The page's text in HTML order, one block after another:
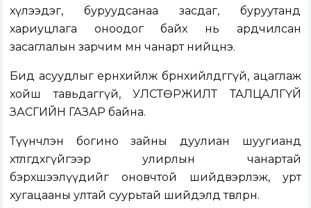
хүлээдэг, буруудсанаа засдаг, буруутанд
хариуцлага оноодог байх нь ардчилсан
засаглалын зарчим мөн чанарт нийцнэ.
Бид асуудлыг ерөнхийлж бөөрөнхийлдөггүй, ацаглаж
хойш тавьдаггүй, УЛСТӨРЖИЛТ ТАЛЦАЛГҮЙ
ЗАСГИЙН ГАЗАР байна.
Түүнчлэн богино зайны дуулиан шуугианд
хөтлөгдөхгүйгээр улирлын чанартай
бэрхшээлүүдийг оновчтой шийдвэрлэж, урт
хугацааны ултай суурьтай шийдэлд төвлөрнө.